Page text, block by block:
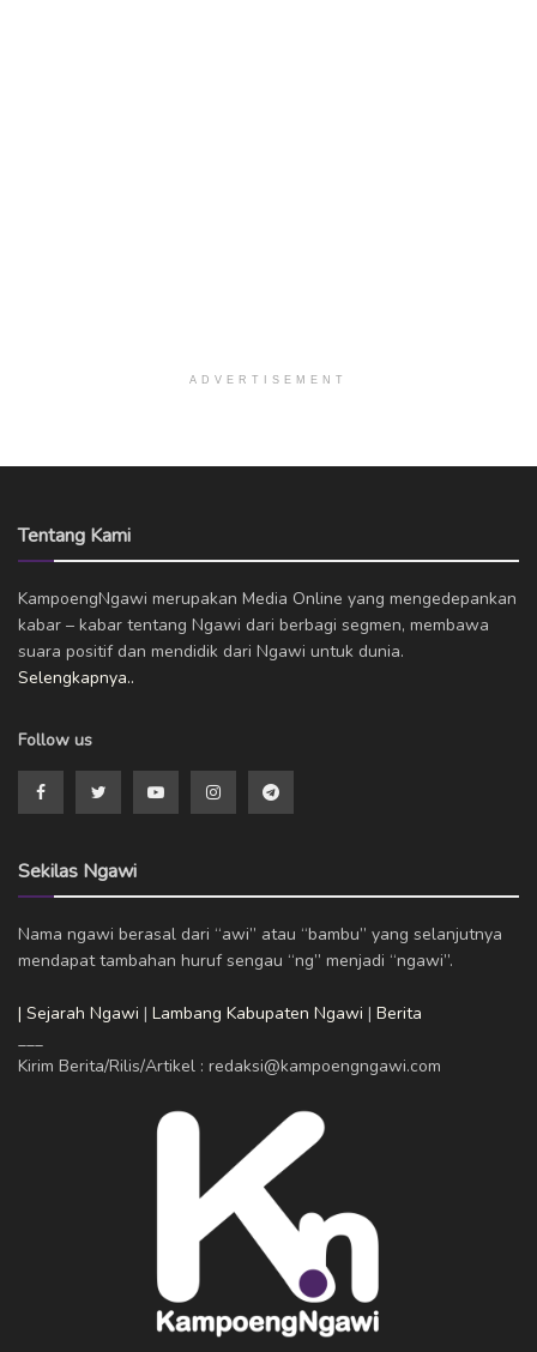
ADVERTISEMENT
Tentang Kami
KampoengNgawi merupakan Media Online yang mengedepankan
kabar – kabar tentang Ngawi dari berbagi segmen, membawa
suara positif dan mendidik dari Ngawi untuk dunia.
Selengkapnya..
Follow us
Sekilas Ngawi
Nama ngawi berasal dari “awi” atau “bambu” yang selanjutnya
mendapat tambahan huruf sengau “ng” menjadi “ngawi”.
| Sejarah Ngawi | Lambang Kabupaten Ngawi | Berita
Kirim Berita/Rilis/Artikel : redaksi@kampoengngawi.com